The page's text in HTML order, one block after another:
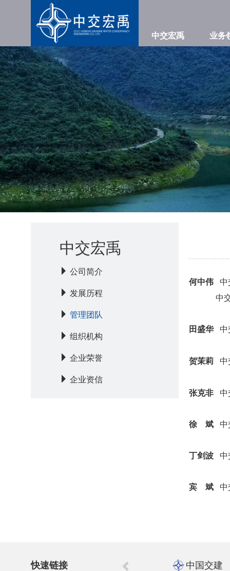
中交宏禹 业务
中交宏禹
公司简介
发展历程
管理团队
组织机构
企业荣誉
企业资信
何中伟中
中
田盛华中
贺茉莉中
张克非中
徐 斌中
丁剑波中
宾 斌中
快速链接 中国交建